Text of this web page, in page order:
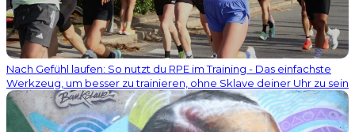
Nach Gefühl laufen: So nutzt du RPE im Training - Das einfachste
Werkzeug, um besser zu trainieren, ohne Sklave deiner Uhr zu sein